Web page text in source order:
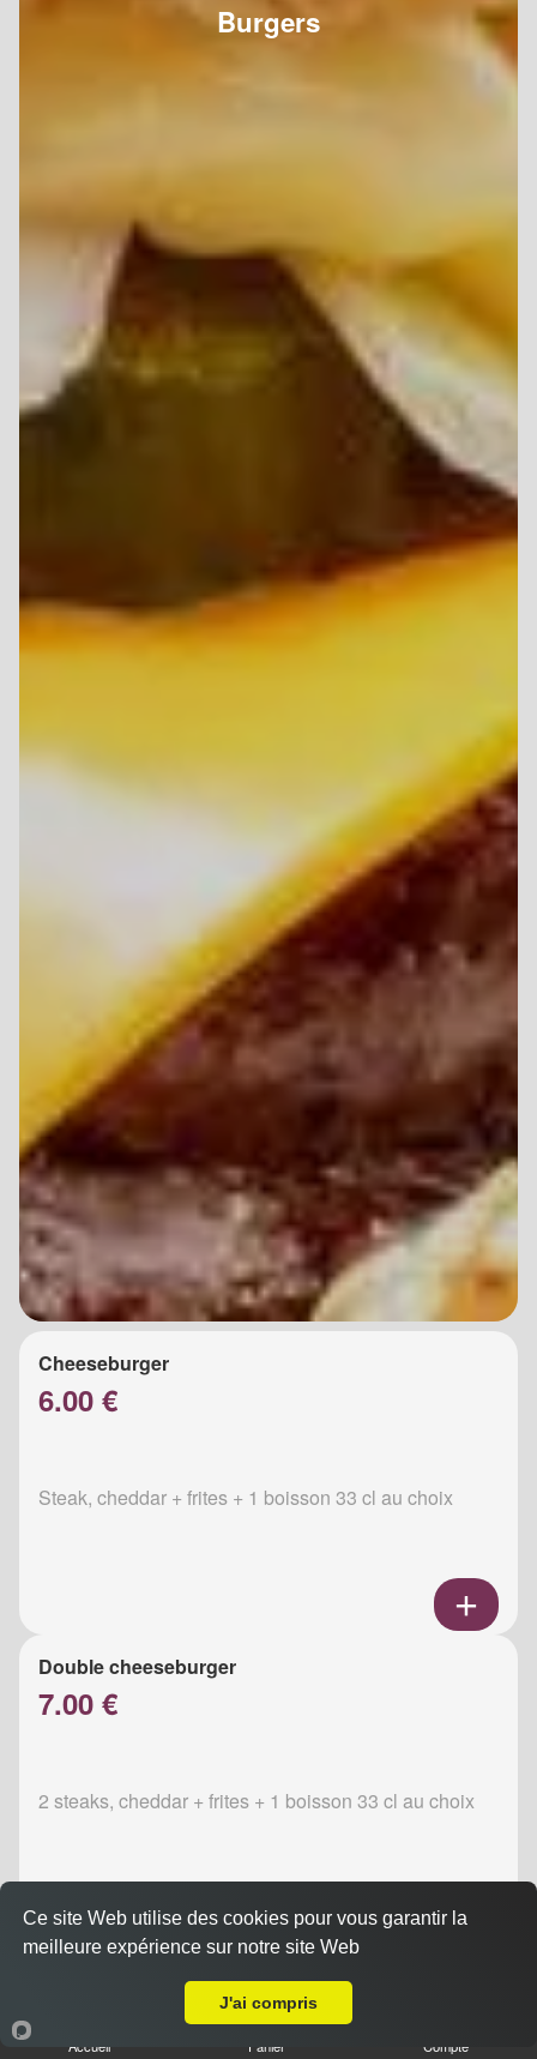
Burgers
Cheeseburger
6.00 €
Steak, cheddar + frites + 1 boisson 33 cl au choix
Double cheeseburger
7.00 €
2 steaks, cheddar + frites + 1 boisson 33 cl au choix
Accueil Panier Compte
Ce site Web utilise des cookies pour vous garantir la
meilleure expérience sur notre site Web
J'ai compris